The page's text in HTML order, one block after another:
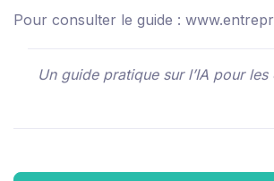
Pour consulter le guide :
Un guide pratique sur l’IA pour